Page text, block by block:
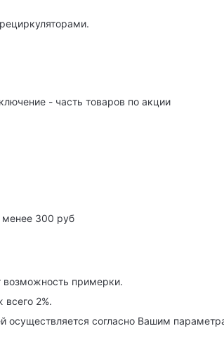
- часть товаров по акции
300 руб
возможность примерки.
2%.
согласно Вашим